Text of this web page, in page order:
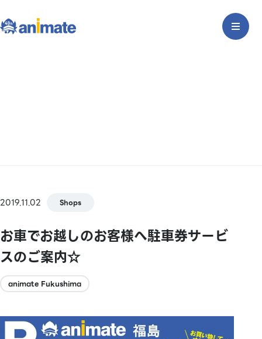
2019.11.02 Shops
お車でお越しのお客様へ駐車券サービ
スのご案内☆
animate Fukushima